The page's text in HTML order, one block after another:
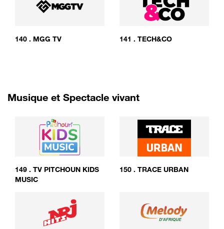
140 . MGG TV 141 . TECH&CO
Musique et Spectacle vivant
149 . TV PITCHOUN KIDS
MUSIC
150 . TRACE URBAN